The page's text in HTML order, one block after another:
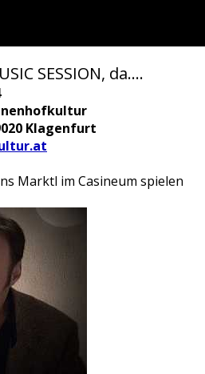
SESSION, da….
Klagenfurt
Marktl im Casineum spielen